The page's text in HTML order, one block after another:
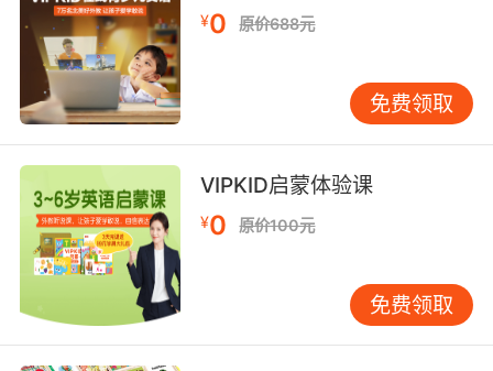
¥0 原价688元
免费领取
VIPKID启蒙体验课
¥0 原价100元
免费领取